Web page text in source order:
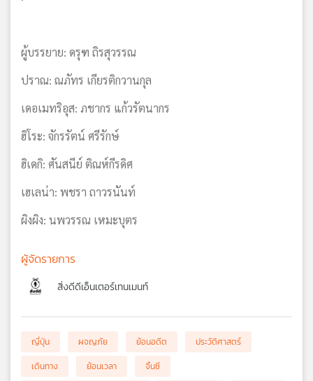
ผู้บรรยาย: ดรุฑ ถิรสุวรรณ
ปราณ: ณภัทร เกียรติกวานกุล
เดอเมทริอุส: ภชากร แก้วรัตนากร
ฮิโระ: จักรรัตน์ ศรีรักษ์
ฮิเดกิ: ศันสนีย์ ติณห์กีรดิศ
เฮเลน่า: พชรา ถาวรนันท์
ผิงผิง: นพวรรณ เหมะบุตร
ผู้จัดรายการ
สิ่งดีดีเอ็นเตอร์เทนเมนท์
ญี่ปุ่น ผจญภัย ย้อนอดีต
ประวัติศาสตร์
เดินทาง
ย้อนเวลา
จิ๋นซี